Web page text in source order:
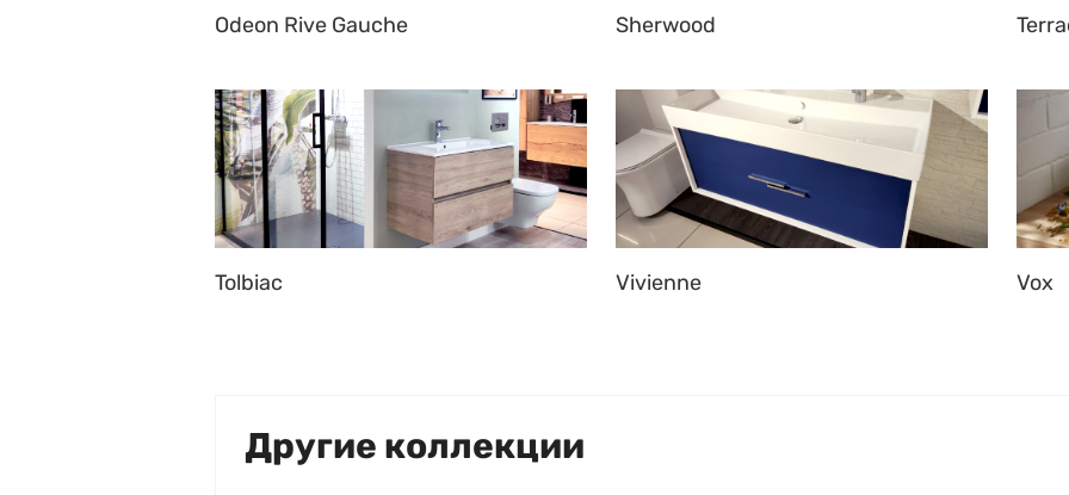
Odeon Rive Gauche Sherwood
Tolbiac Vivienne Vox
Другие коллекции